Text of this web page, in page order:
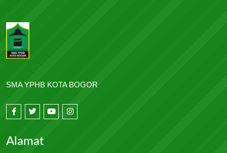
SMA YPHB KOTA BOGOR
Alamat